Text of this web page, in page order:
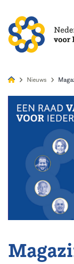
Home
Nieuws
Opleiding
Kennis &
Vereniging
Nieuws